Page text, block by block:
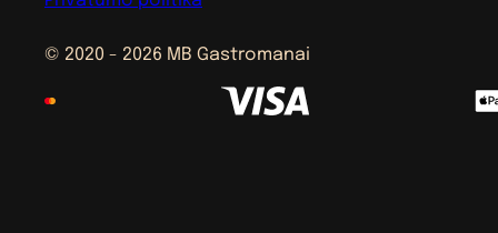
© 2020 - 2026 MB Gastromanai